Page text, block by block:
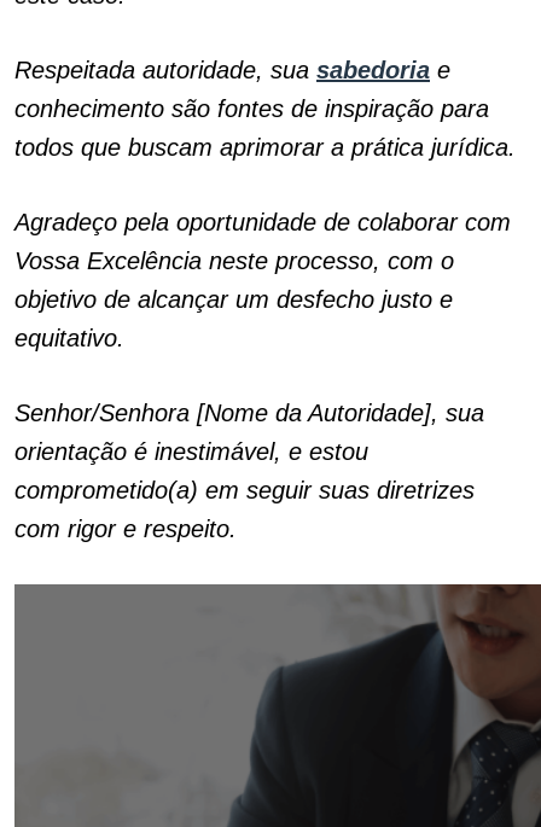
Respeitada autoridade, sua sabedoria e
conhecimento são fontes de inspiração para
todos que buscam aprimorar a prática jurídica.
Agradeço pela oportunidade de colaborar com
Vossa Excelência neste processo, com o
objetivo de alcançar um desfecho justo e
equitativo.
Senhor/Senhora [Nome da Autoridade], sua
orientação é inestimável, e estou
comprometido(a) em seguir suas diretrizes
com rigor e respeito.